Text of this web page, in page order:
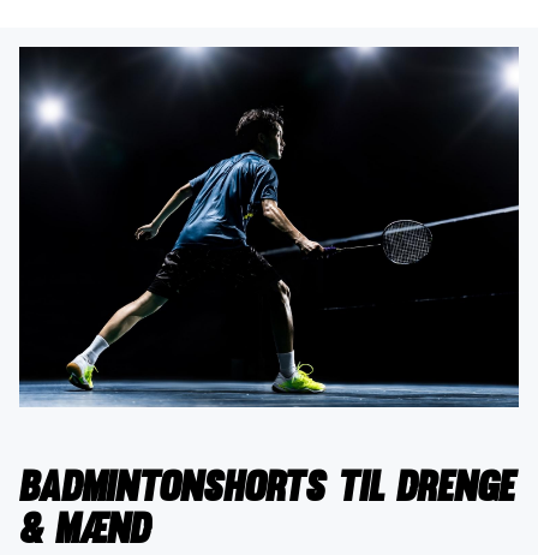
Badmintonshorts til drenge
& mænd